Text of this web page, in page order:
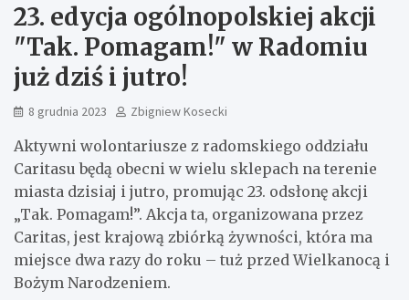
23. edycja ogólnopolskiej akcji
"Tak. Pomagam!" w Radomiu
już dziś i jutro!
8 grudnia 2023 Zbigniew Kosecki
Aktywni wolontariusze z radomskiego oddziału
Caritasu będą obecni w wielu sklepach na terenie
miasta dzisiaj i jutro, promując 23. odsłonę akcji
„Tak. Pomagam!”. Akcja ta, organizowana przez
Caritas, jest krajową zbiórką żywności, która ma
miejsce dwa razy do roku – tuż przed Wielkanocą i
Bożym Narodzeniem.